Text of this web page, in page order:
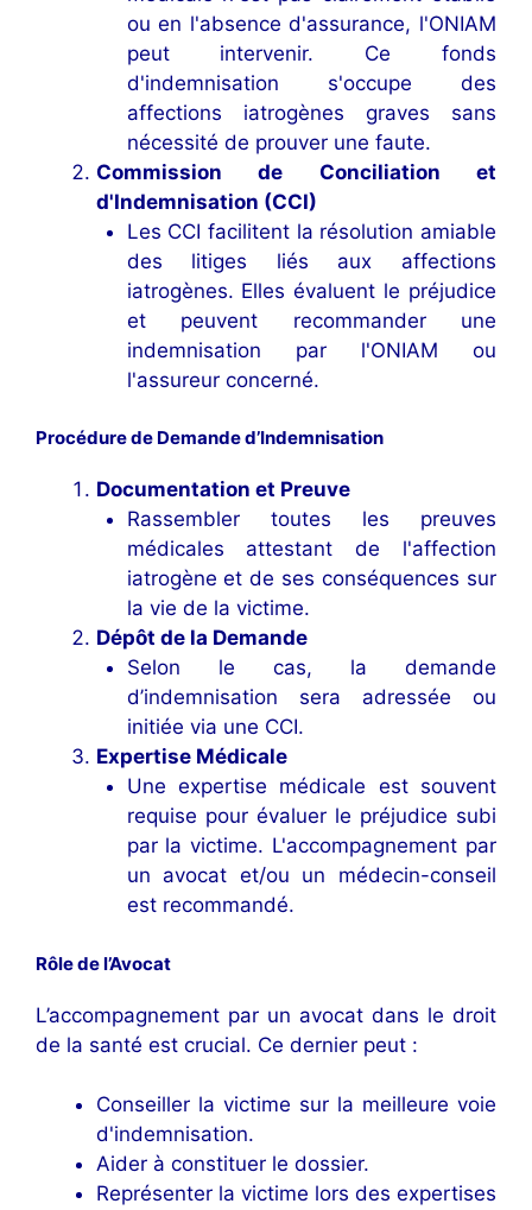
ou en l'absence d'assurance, l'ONIAM
peut intervenir. Ce fonds
d'indemnisation s'occupe des
affections iatrogènes graves sans
nécessité de prouver une faute.
Commission de Conciliation et
d'Indemnisation (CCI)
Les CCI facilitent la résolution amiable
des litiges liés aux affections
iatrogènes. Elles évaluent le préjudice
et peuvent recommander une
indemnisation par l'ONIAM ou
l'assureur concerné.
Procédure de Demande d’Indemnisation
Documentation et Preuve
Rassembler toutes les preuves
médicales attestant de l'affection
iatrogène et de ses conséquences sur
la vie de la victime.
Dépôt de la Demande
Selon le cas, la demande
d’indemnisation sera adressée ou
initiée via une CCI.
Expertise Médicale
Une expertise médicale est souvent
requise pour évaluer le préjudice subi
par la victime. L'accompagnement par
un avocat et/ou un médecin-conseil
est recommandé.
Rôle de l’Avocat
L’accompagnement par un avocat dans le droit
de la santé est crucial. Ce dernier peut :
Conseiller la victime sur la meilleure voie
d'indemnisation.
Aider à constituer le dossier.
Représenter la victime lors des expertises